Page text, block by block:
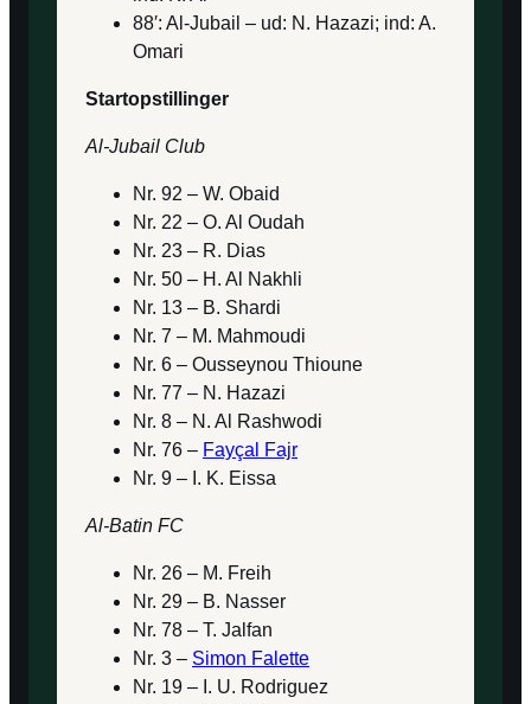
88′: Al-Jubail – ud: N. Hazazi; ind: A.
Omari
Startopstillinger
Al-Jubail Club
Nr. 92 – W. Obaid
Nr. 22 – O. Al Oudah
Nr. 23 – R. Dias
Nr. 50 – H. Al Nakhli
Nr. 13 – B. Shardi
Nr. 7 – M. Mahmoudi
Nr. 6 – Ousseynou Thioune
Nr. 77 – N. Hazazi
Nr. 8 – N. Al Rashwodi
Nr. 76 – Fayçal Fajr
Nr. 9 – I. K. Eissa
Al-Batin FC
Nr. 26 – M. Freih
Nr. 29 – B. Nasser
Nr. 78 – T. Jalfan
Nr. 3 – Simon Falette
Nr. 19 – I. U. Rodriguez